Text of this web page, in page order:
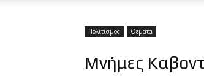
Πολιτισμος Θεματα
Μνήμες